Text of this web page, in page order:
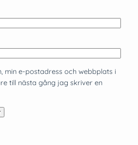
min e-postadress och webbplats i
till nästa gång jag skriver en